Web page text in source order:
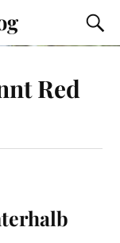
Red